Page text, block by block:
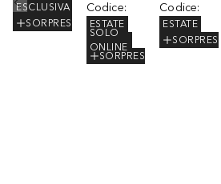
ESCLUSIVA
SORPRESA
Codice:
ESTATE
SOLO
ONLINE
SORPRESA
Codice:
ESTATE
SORPRESA